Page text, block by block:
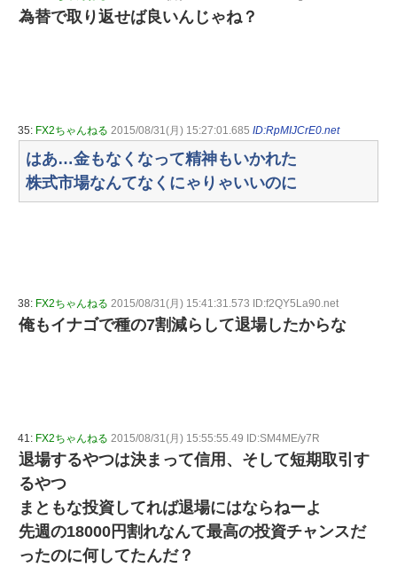
為替で取り返せば良いんじゃね？
35: FX2ちゃんねる 2015/08/31(月) 15:27:01.685 ID:RpMIJCrE0.net
はあ…金もなくなって精神もいかれた
株式市場なんてなくにゃりゃいいのに
38: FX2ちゃんねる 2015/08/31(月) 15:41:31.573 ID:f2QY5La90.net
俺もイナゴで種の7割減らして退場したからな
41: FX2ちゃんねる 2015/08/31(月) 15:55:55.49 ID:SM4ME/y7R
退場するやつは決まって信用、そして短期取引す
るやつ
まともな投資してれば退場にはならねーよ
先週の18000円割れなんて最高の投資チャンスだ
ったのに何してたんだ？